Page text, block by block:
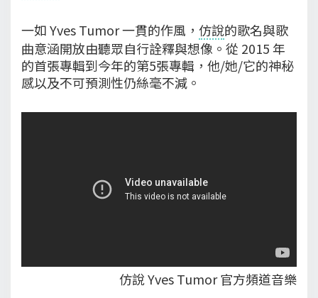
一如 Yves Tumor 一貫的作風， 仿說的歌名與歌
曲意涵開放由聽眾自行詮釋與想像。從 2015 年
的首張專輯到今年的第5張專輯，他/她/它的神秘
感以及不可預測性仍絲毫不減。
仿說 Yves Tumor 官方頻道音樂